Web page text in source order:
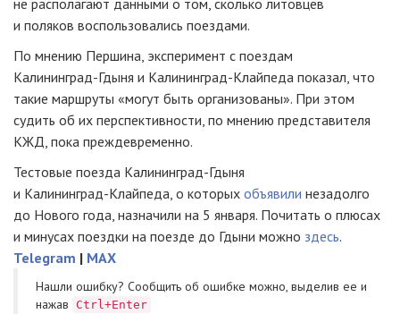
не располагают данными о том, сколько литовцев
и поляков воспользовались поездами.
По мнению Першина, эксперимент с поездам
Калининград-Гдыня и Калининград-Клайпеда показал, что
такие маршруты «могут быть организованы». При этом
судить об их перспективности, по мнению представителя
КЖД, пока преждевременно.
Тестовые поезда Калининград-Гдыня
и Калининград-Клайпеда, о которых объявили незадолго
до Нового года, назначили на 5 января. Почитать о плюсах
и минусах поездки на поезде до Гдыни можно здесь.
Telegram | MAX
Нашли ошибку? Cообщить об ошибке можно, выделив ее и
нажав
Ctrl+Enter